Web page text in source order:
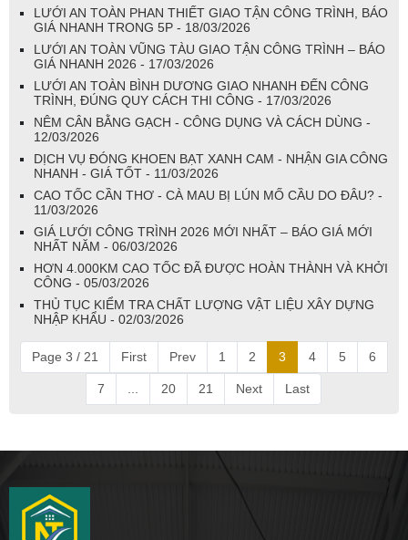
LƯỚI AN TOÀN PHAN THIẾT GIAO TẬN CÔNG TRÌNH, BÁO
GIÁ NHANH TRONG 5P - 18/03/2026
LƯỚI AN TOÀN VŨNG TÀU GIAO TẬN CÔNG TRÌNH – BÁO
GIÁ NHANH 2026 - 17/03/2026
LƯỚI AN TOÀN BÌNH DƯƠNG GIAO NHANH ĐẾN CÔNG
TRÌNH, ĐÚNG QUY CÁCH THI CÔNG - 17/03/2026
NÊM CÂN BẰNG GẠCH - CÔNG DỤNG VÀ CÁCH DÙNG -
12/03/2026
DỊCH VỤ ĐÓNG KHOEN BẠT XANH CAM - NHẬN GIA CÔNG
NHANH - GIÁ TỐT - 11/03/2026
CAO TỐC CẦN THƠ - CÀ MAU BỊ LÚN MỐ CẦU DO ĐÂU? -
11/03/2026
GIÁ LƯỚI CÔNG TRÌNH 2026 MỚI NHẤT – BÁO GIÁ MỚI
NHẤT NĂM - 06/03/2026
HƠN 4.000KM CAO TỐC ĐÃ ĐƯỢC HOÀN THÀNH VÀ KHỞI
CÔNG - 05/03/2026
THỦ TỤC KIỂM TRA CHẤT LƯỢNG VẬT LIỆU XÂY DỰNG
NHẬP KHẨU - 02/03/2026
Page 3 / 21 First Prev 1 2 3 4 5 6
7 ... 20 21 Next Last